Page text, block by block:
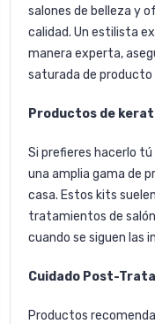
salones de belleza y
calidad. Un estilista
manera experta,
saturada de producto
Productos de
Si prefieres hacerlo
una amplia gama de
casa. Estos kits
tratamientos de
cuando se siguen las
Cuidado Post-
Productos